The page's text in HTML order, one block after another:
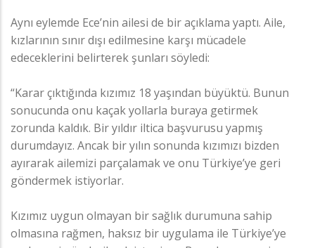
Aynı eylemde Ece’nin ailesi de bir açıklama yaptı. Aile,
kızlarının sınır dışı edilmesine karşı mücadele
edeceklerini belirterek şunları söyledi:
“Karar çıktığında kızımız 18 yaşından büyüktü. Bunun
sonucunda onu kaçak yollarla buraya getirmek
zorunda kaldık. Bir yıldır iltica başvurusu yapmış
durumdayız. Ancak bir yılın sonunda kızımızı bizden
ayırarak ailemizi parçalamak ve onu Türkiye’ye geri
göndermek istiyorlar.
Kızımız uygun olmayan bir sağlık durumuna sahip
olmasına rağmen, haksız bir uygulama ile Türkiye’ye